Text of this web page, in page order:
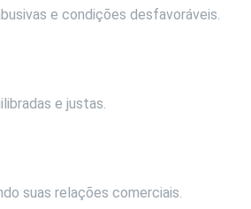
e condições desfavoráveis.
e justas.
suas relações comerciais.